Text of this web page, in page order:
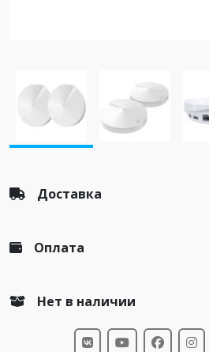
Доставка
Оплата
Нет в наличии